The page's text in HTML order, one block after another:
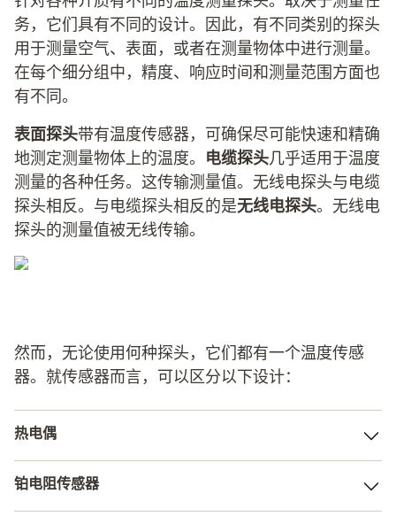
务，它们具有不同的设计。因此，有不同类别的探头
用于测量空气、表面，或者在测量物体中进行测量。
在每个细分组中，精度、响应时间和测量范围方面也
有不同。
表面探头带有温度传感器，可确保尽可能快速和精确
地测定测量物体上的温度。 电缆探头几乎适用于温度
测量的各种任务。这传输测量值。无线电探头与电缆
探头相反。与电缆探头相反的是无线电探头。无线电
探头的测量值被无线传输。
然而，无论使用何种探头，它们都有一个温度传感
器。就传感器而言，可以区分以下设计：
热电偶
同的合金构成，并且它们的接触点具有不同的温度，电流将
在电路中流动。如果一个接触点的温度已知（冷连接点），
铂电阻传感器